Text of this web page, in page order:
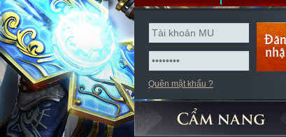
Quên mật khẩu ?